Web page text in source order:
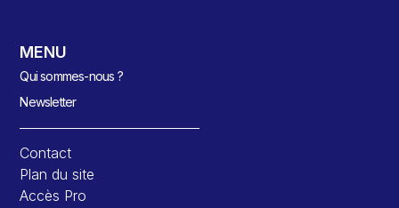
MENU
Qui sommes-nous ?
Newsletter
Contact
Plan du site
Accès Pro